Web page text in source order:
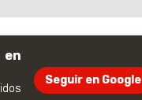
Seguir en Google